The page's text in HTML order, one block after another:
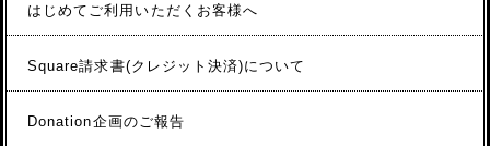
はじめてご利用いただくお客様へ
Square請求書(クレジット決済)について
Donation企画のご報告